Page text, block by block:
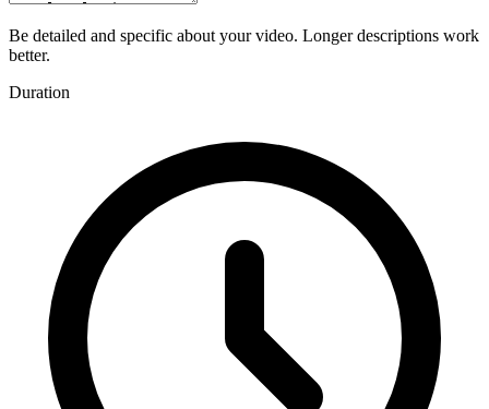
Be detailed and specific about your video. Longer descriptions work
better.
Duration